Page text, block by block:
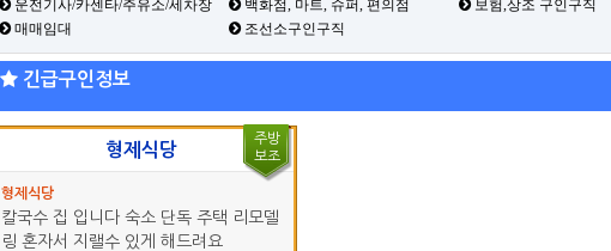
운전기사/카센타/주유소/세차장
백화점, 마트, 슈퍼, 편의점 보험,상조 구인구직
매매임대
조선소구인구직
긴급구인정보
형제식당
형제식당
칼국수 집 입니다 숙소 단독 주택 리모델
링 혼자서 지랠수 있게 해드려요
주방
보조